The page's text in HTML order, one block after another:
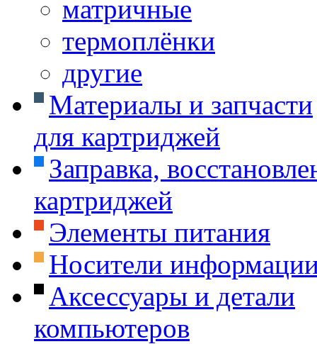
матричные
термоплёнки
другие
Материалы и запчасти
для картриджей
Заправка,
картриджей
Элементы питания
Носители
Аксессуары и детали
компьютеров